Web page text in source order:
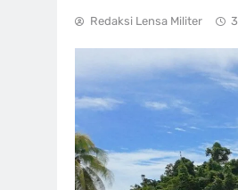
Redaksi Lensa Militer